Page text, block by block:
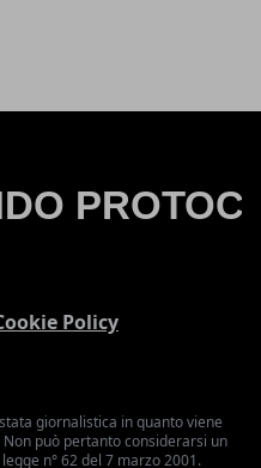
Policy
giornalistica in quanto viene
può pertanto considerarsi un
n° 62 del 7 marzo 2001.